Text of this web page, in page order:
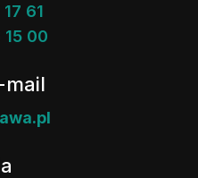
61
00
mail